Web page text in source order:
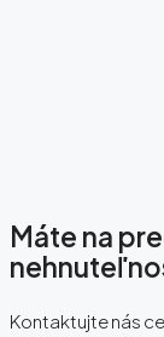
Máte na
Kontaktujte nás